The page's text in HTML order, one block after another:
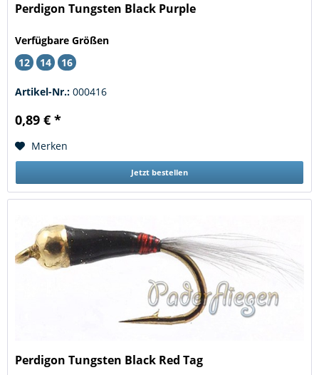
Perdigon Tungsten Black Purple
Verfügbare Größen
12
14 16
Artikel-Nr.: 000416
0,89 € *
Merken
Jetzt bestellen
Perdigon Tungsten Black Red Tag